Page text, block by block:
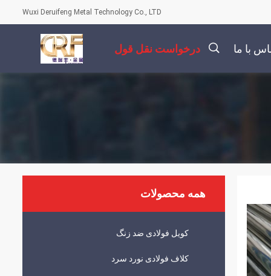
Wuxi Deruifeng Metal Technology Co., LTD
با ما درخواست نقل قول
همه محصولات
کویل فولادی ضد زنگ
کلاف فولادی نورد سرد